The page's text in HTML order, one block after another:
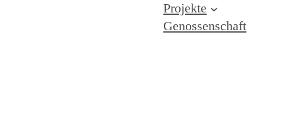
Projekte
Genossenschaft